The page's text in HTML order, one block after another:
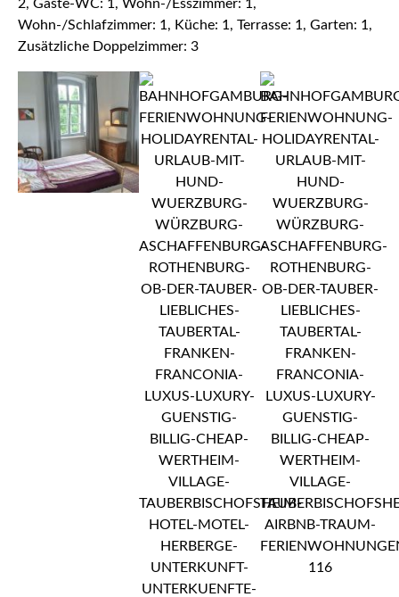
2, Gäste-WC: 1, Wohn-/Esszimmer: 1,
Wohn-/Schlafzimmer: 1, Küche: 1, Terrasse: 1, Garten: 1,
Zusätzliche Doppelzimmer: 3